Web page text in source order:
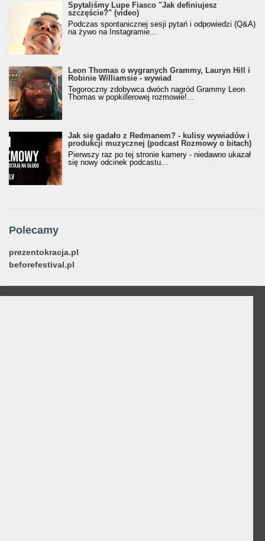
Spytaliśmy Lupe Fiasco "Jak definiujesz
szczęście?" (video)
Podczas spontanicznej sesji pytań i odpowiedzi (Q&A)
na żywo na Instagramie...
Leon Thomas o wygranych Grammy, Lauryn Hill i
Robinie Williamsie - wywiad
Tegoroczny zdobywca dwóch nagród Grammy Leon
Thomas w popkillerowej rozmowie!...
Jak się gadało z Redmanem? - kulisy wywiadów i
produkcji muzycznej (podcast Rozmowy o bitach)
Pierwszy raz po tej stronie kamery - niedawno ukazał
się nowy odcinek podcastu...
Polecamy
prezentokracja.pl
beforefestival.pl